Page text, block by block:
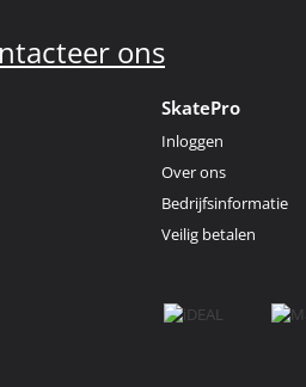
ons
SkatePro
Inloggen
Over ons
Bedrijfsinformatie
Veilig betalen